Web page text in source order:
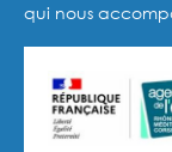
qui nous